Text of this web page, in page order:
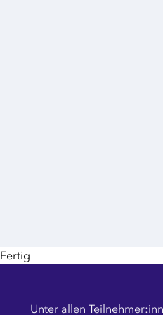
Fertig
Unter allen